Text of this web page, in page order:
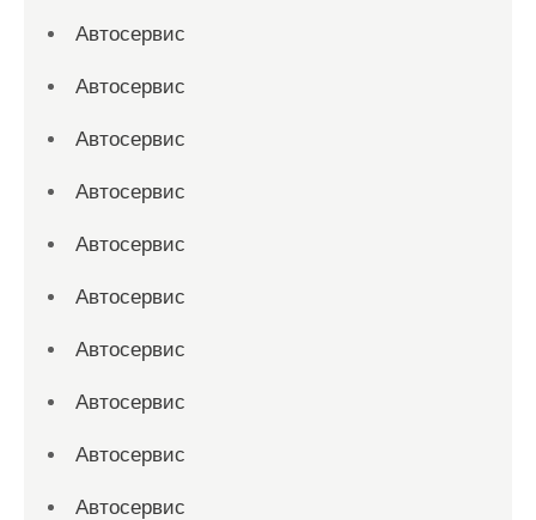
Автосервис
Автосервис
Автосервис
Автосервис
Автосервис
Автосервис
Автосервис
Автосервис
Автосервис
Автосервис